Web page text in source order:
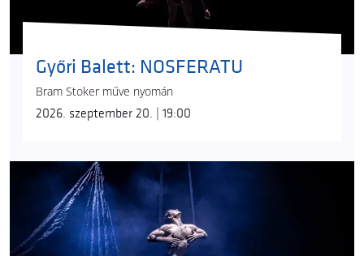
lépett fel és nyert rangos díjakat. 2019 óta dolgozik
a Recirquellel, aKristályés aSolus Amorcímű
dobószámokban is láthattuk már.
Paradisum
közönsége levegő-karika számban
Ignácz Ivett
et csodálhatja meg, aki a Magyar
Recirquel nézői aKristályban láthatták karikán.
Győri Balett: NOSFERATU
Bram Stoker műve nyomán
2026. szeptember 20. | 19:00